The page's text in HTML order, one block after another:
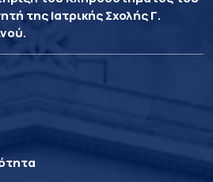
της Ιατρικής Σχολής Γ.